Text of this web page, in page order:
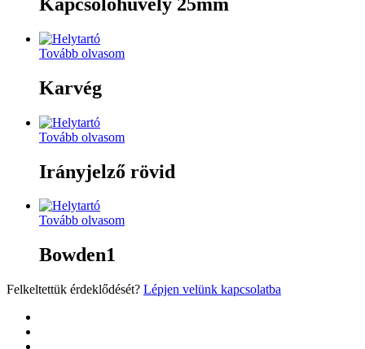
Tovább olvasom
Karvég
Tovább olvasom
Irányjelző rövid
Tovább olvasom
Bowden1
Felkeltettük érdeklődését? Lépjen velünk kapcsolatba